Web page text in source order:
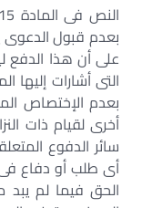
بعدم قبول الدعوى
على أن هذا الدفع
بعدم الإختصاص
أخرى لقيام ذات
سائر الدفوع
أى طلب أو دفاع
الحق فيما لم